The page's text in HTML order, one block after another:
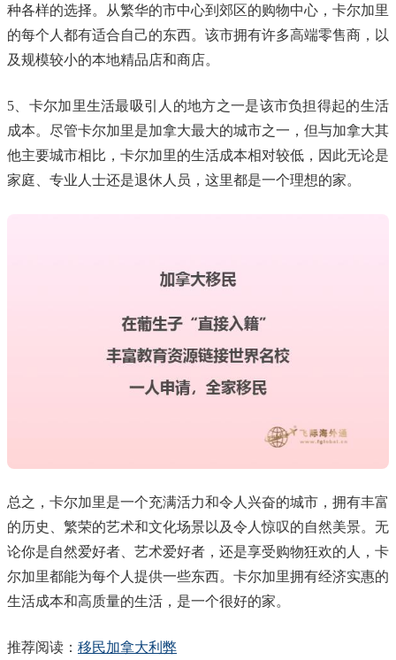
种各样的选择。从繁华的市中心到郊区的购物中心，卡尔加里
的每个人都有适合自己的东西。该市拥有许多高端零售商，以
及规模较小的本地精品店和商店。
5、卡尔加里生活最吸引人的地方之一是该市负担得起的生活
成本。尽管卡尔加里是加拿大最大的城市之一，但与加拿大其
他主要城市相比，卡尔加里的生活成本相对较低，因此无论是
家庭、专业人士还是退休人员，这里都是一个理想的家。
总之，卡尔加里是一个充满活力和令人兴奋的城市，拥有丰富
的历史、繁荣的艺术和文化场景以及令人惊叹的自然美景。无
论你是自然爱好者、艺术爱好者，还是享受购物狂欢的人，卡
尔加里都能为每个人提供一些东西。卡尔加里拥有经济实惠的
生活成本和高质量的生活，是一个很好的家。
推荐阅读： 移民加拿大利弊